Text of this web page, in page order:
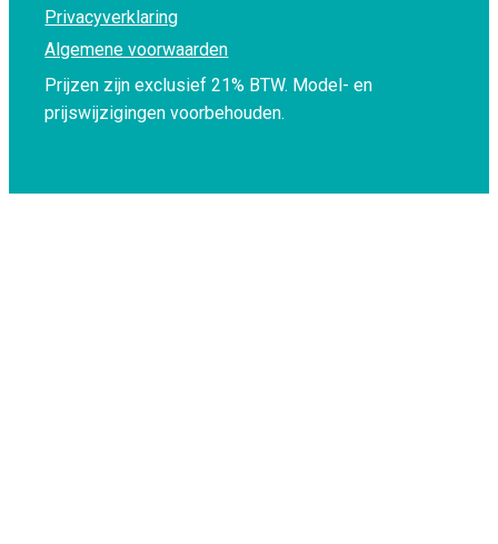
Privacyverklaring
Algemene voorwaarden
Prijzen zijn exclusief 21% BTW. Model- en
prijswijzigingen voorbehouden.